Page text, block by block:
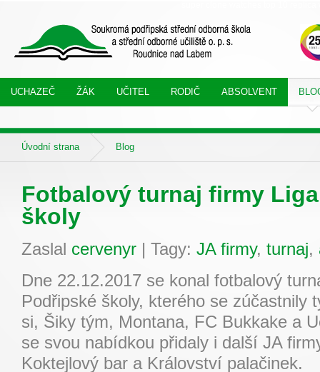
UCHAZEČ ŽÁK UČITEL RODIČ ABSOLVENT
Úvodní strana Blog
Fotbalový turnaj firmy
školy
Zaslal cervenyr | Tagy: JA firmy, turnaj,
Dne 22.12.2017 se konal fotbalový
Podřipské školy, kterého se zúčastnily
si, Šiky tým, Montana, FC Bukkake a
se svou nabídkou přidaly i další JA
Koktejlový bar a Království palačinek.